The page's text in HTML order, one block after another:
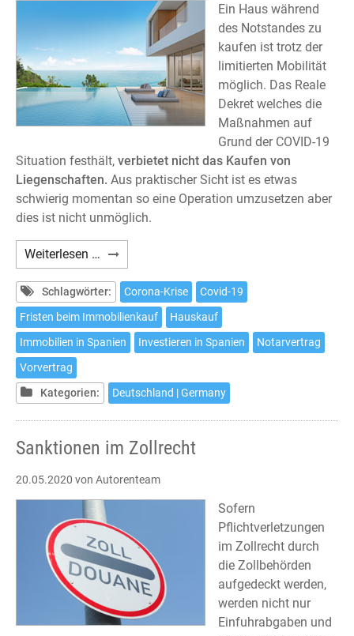
Ein Haus während
des Notstandes zu
kaufen ist trotz der
limitierten Mobilität
möglich. Das Reale
Dekret welches die
Maßnahmen auf
Grund der COVID-19
Situation festhält, verbietet nicht das Kaufen von
Liegenschaften. Aus praktischer Sicht ist es etwas
schwierig momentan so eine Operation umzusetzen aber
dies ist nicht unmöglich.
Weiterlesen … Ist
es
möglich
in
Spanien
während
Notstandes
ein
Haus
zu
Schlagwörter: Corona-Krise
Covid-19
Fristen beim Immobilienkauf
Hauskauf
Immobilien in Spanien
Investieren in Spanien
Notarvertrag
Vorvertrag
Kategorien:
Deutschland | Germany
Sanktionen im Zollrecht
20.05.2020 von Autorenteam
Sofern
Pflichtverletzungen
im Zollrecht durch
die Zollbehörden
aufgedeckt werden,
werden nicht nur
Einfuhrabgaben und